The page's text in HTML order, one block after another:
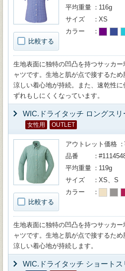
比較する
平均重量
116g
サイズ
XS
カラー
生地表面に独特の凹凸を持つサッカ
ャツです。生地と肌が点で接するた
涼しい着心地が持続。また、速乾性に
ずれもしにくくなっています。
WIC.ドライタッチ ロングス
女性用 OUTLET
比較する
アウトレット価格
品番
平均重量
119g
サイズ
XS、S
カラー
生地表面に独特の凹凸を持つサッカ
ャツです。生地と肌が点で接するた
涼しい着心地が持続します。
WIC.ドライタッチ ショート